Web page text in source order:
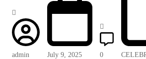
admin July 9, 2025 0